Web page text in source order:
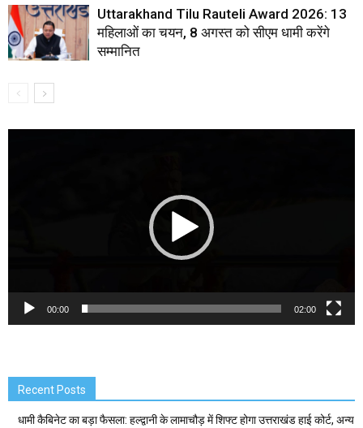
Uttarakhand Tilu Rauteli Award 2026: 13
महिलाओं का चयन, 8 अगस्त को सीएम धामी करेंगे
सम्मानित
00:00 02:00
Recent Posts
धामी कैबिनेट का बड़ा फैसला: हल्द्वानी के लामाचौड़ में शिफ्ट होगा उत्तराखंड हाई कोर्ट, अन्य